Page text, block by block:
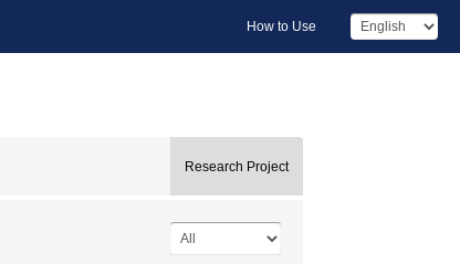
How to Use
Research Project